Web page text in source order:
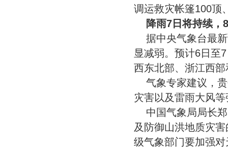
调运救灾帐篷100顶
降雨7日将持续，
据中央气象台最
显减弱。预计6日至
西东北部、浙江西
气象专家建议，
灾害以及雷雨大风
中国气象局局长
及防御山洪地质灾
级气象部门要加强